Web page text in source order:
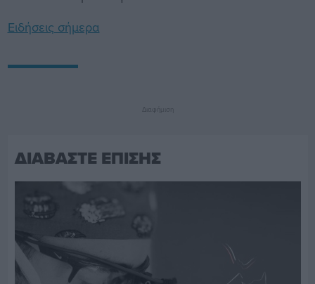
Ειδήσεις σήμερα
Διαφήμιση
ΔΙΑΒΑΣΤΕ ΕΠΙΣΗΣ